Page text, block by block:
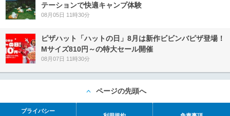
テーションで快適キャンプ体験
08月05日 11時30分
ピザハット「ハットの日」8月は新作ビビンバピザ登場！
Mサイズ810円～の特大セール開催
08月07日 11時30分
ページの先頭へ
プライバシー